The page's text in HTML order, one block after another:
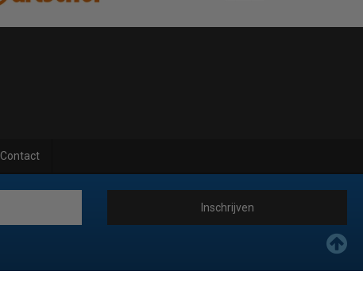
Contact
Inschrijven